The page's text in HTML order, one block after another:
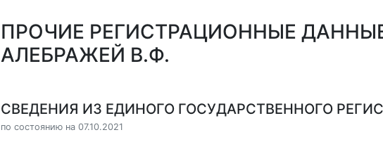
ПРОЧИЕ РЕГИСТРАЦИОННЫЕ
АЛЕБРАЖЕЙ В.Ф.
СВЕДЕНИЯ ИЗ ЕДИНОГО ГОСУДАРСТВЕННОГО
по состоянию на 07.10.2021